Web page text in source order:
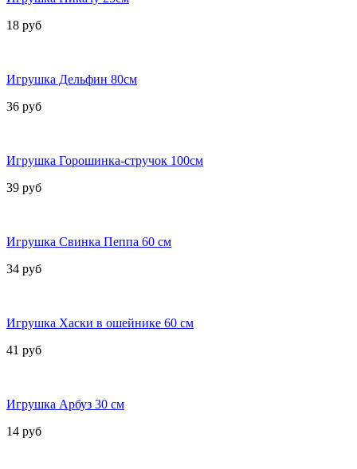
18 руб
Игрушка Дельфин 80см
36 руб
Игрушка Горошинка-стручок 100см
39 руб
Игрушка Свинка Пеппа 60 см
34 руб
Игрушка Хаски в ошейнике 60 см
41 руб
Игрушка Арбуз 30 см
14 руб